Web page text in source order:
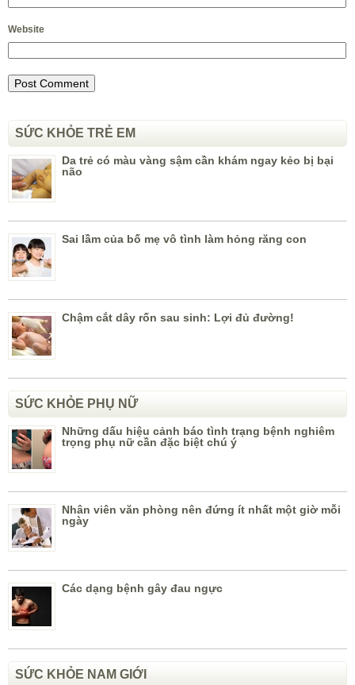
Website
SỨC KHỎE TRẺ EM
Da trẻ có màu vàng sậm cần khám ngay kẻo bị bại
não
Sai lầm của bố mẹ vô tình làm hỏng răng con
Chậm cắt dây rốn sau sinh: Lợi đủ đường!
SỨC KHỎE PHỤ NỮ
Những dấu hiệu cảnh báo tình trạng bệnh nghiêm
trọng phụ nữ cần đặc biệt chú ý
Nhân viên văn phòng nên đứng ít nhất một giờ mỗi
ngày
Các dạng bệnh gây đau ngực
SỨC KHỎE NAM GIỚI